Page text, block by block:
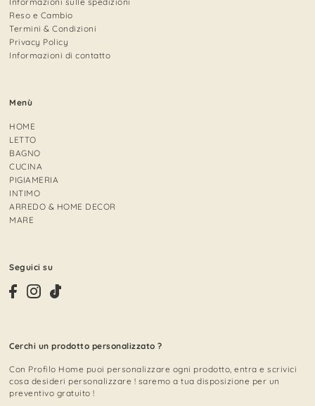
Reso e Cambio
Termini & Condizioni
Privacy Policy
Informazioni di contatto
Menù
HOME
LETTO
BAGNO
CUCINA
PIGIAMERIA
INTIMO
ARREDO & HOME DECOR
MARE
Seguici su
Cerchi un prodotto personalizzato ?
Con Profilo Home puoi personalizzare ogni prodotto, entra e scrivici
cosa desideri personalizzare ! saremo a tua disposizione per un
preventivo gratuito !